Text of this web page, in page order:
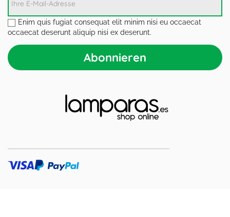
Enim quis fugiat consequat elit minim nisi eu occaecat
occaecat deserunt aliquip nisi ex deserunt.